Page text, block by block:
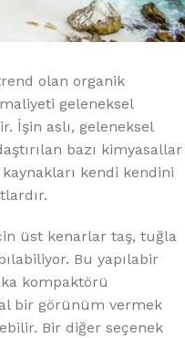
olan organik
geleneksel
İşin aslı, geleneksel
bazı kimyasallar
kendi kendini
üst kenarlar taş, tuğla
Bu yapılabir
kompaktörü
bir görünüm vermek
Bir diğer seçenek